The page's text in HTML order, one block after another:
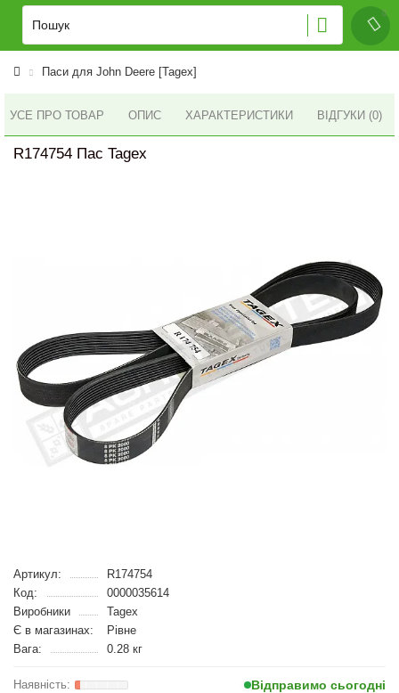
Паси для John Deere [Tagex]
УСЕ ПРО ТОВАР ОПИС ХАРАКТЕРИСТИКИ ВІДГУКИ (0)
R174754 Пас Tagex
Артикул:
R174754
Код:
0000035614
Виробники
Tagex
Є в магазинах:
Рівне
Вага:
0.28 кг
Відправимо сьогодні